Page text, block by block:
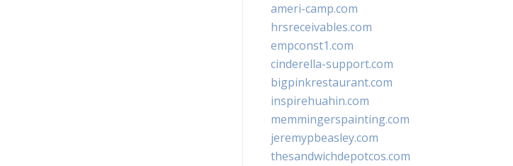
ameri-camp.com
hrsreceivables.com
empconst1.com
cinderella-support.com
bigpinkrestaurant.com
inspirehuahin.com
memmingerspainting.com
jeremypbeasley.com
thesandwichdepotcos.com